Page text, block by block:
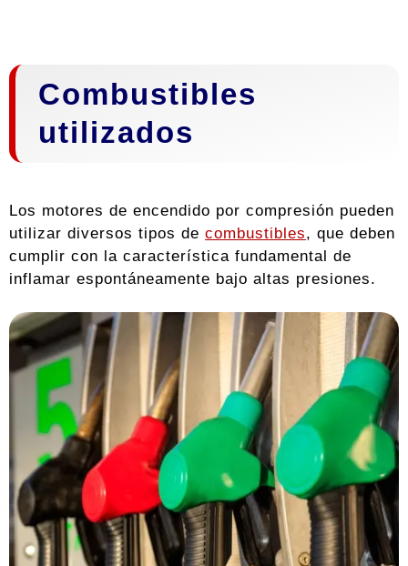
Combustibles
utilizados
Los motores de encendido por compresión pueden
utilizar diversos tipos de combustibles, que deben
cumplir con la característica fundamental de
inflamar espontáneamente bajo altas presiones.